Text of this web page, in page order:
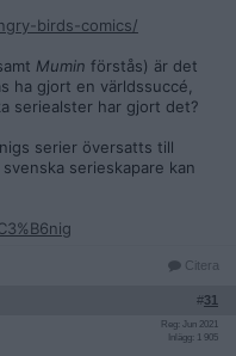
birds-comics/
Mumin förstås) är det
ha gjort en världssuccé,
seriealster har gjort det?
serier översatts till
serieskapare kan
Citera
#31
Reg: Jun 2021
Inlägg: 1 905